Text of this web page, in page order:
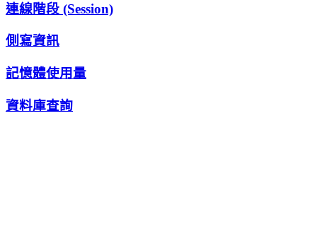
連線階段 (Session)
側寫資訊
記憶體使用量
資料庫查詢